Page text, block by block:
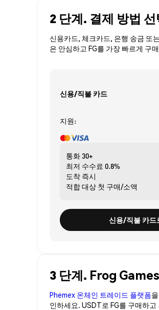
2 단계. 결제 방법 선
신용카드, 체크카드, 은행 송금 또
은 안심하고 FG를 가장 빠르게 구
신용/직불 카드
지원:
통화30+
최저 수수료 0.8%
도착 즉시
적합 대상 첫 구매/소액
신용/직불 카드
3 단계. Frog
Phemex 온체인 트레이드 플랫폼
인하세요. USDT로 FG를 구매하